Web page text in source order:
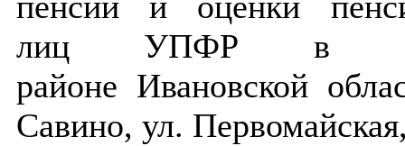
лиц УПФР в
районе Ивановской
Савино, ул.